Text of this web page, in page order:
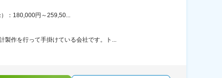
：180,000円～259,50...
製作を行って手掛けている会社です。ト...